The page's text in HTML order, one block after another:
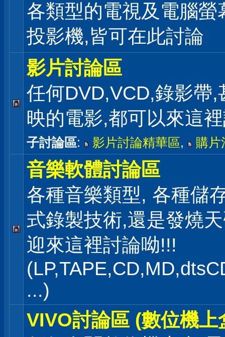
各類型的電視及電腦螢
投影機,皆可在此討論
影片討論區
任何DVD,VCD,錄影帶,
映的電影,都可以來這
子討論區: 影片討論精華區, 購片
音樂軟體討論區
各種音樂類型, 各種儲
式錄製技術,還是發燒
迎來這裡討論呦!!!
...)
VIVO討論區 (數位機上